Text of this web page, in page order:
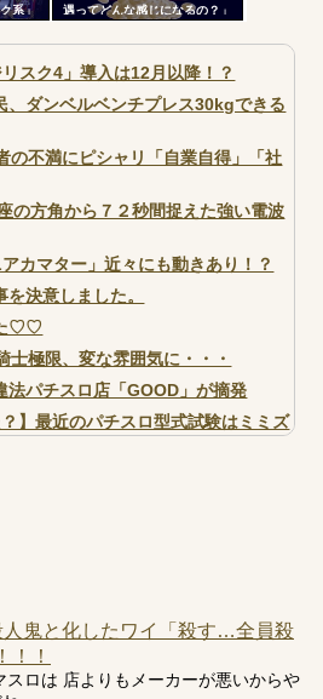
系」
の体感
遇ってどんな感じになるの？」
スク4」導入は12月以降！？
、ダンベルベンチプレス30kgできる
の不満にピシャリ「自業自得」「社
の方角から７２秒間捉えた強い電波
カマター」近々にも動きあり！？
決意しました。
♡♡
士極限、変な雰囲気に・・・
法パチスロ店「GOOD」が摘発
？】最近のパチスロ型式試験はミミズ
ト評価はコイン持ちの悪い疑似ボ天
RSS
鬼と化したワイ「殺す…全員殺
！
スロは 店よりもメーカーが悪いからや